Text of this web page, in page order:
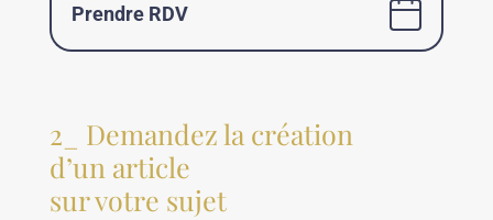
Prendre RDV
2_ Demandez la création
d’un article
sur votre sujet